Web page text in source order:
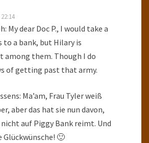
My dear Doc P., I would take a
a bank, but Hilary is
among them. Though I do
of getting past that army.
Ma’am, Frau Tyler weiß
aber das hat sie nun davon,
nicht auf Piggy Bank reimt. Und
Glückwünsche! 🙂